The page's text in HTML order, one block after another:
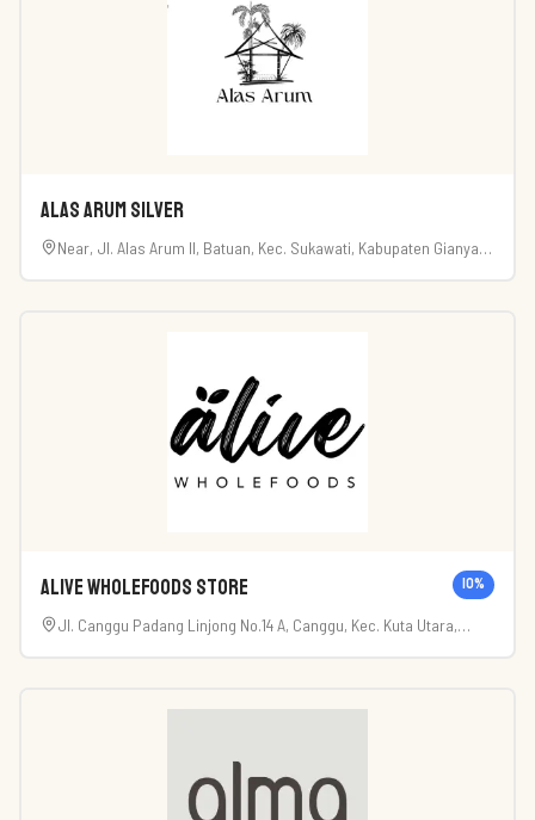
Alas Arum Silver
Near, Jl. Alas Arum II, Batuan, Kec. Sukawati, Kabupaten Gianyar,
Alive Wholefoods Store 10%
Jl. Canggu Padang Linjong No.14 A, Canggu, Kec. Kuta Utara,